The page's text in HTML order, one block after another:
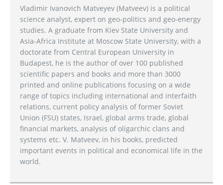
Vladimir Ivanovich Matveyev (Matveev) is a political
science analyst, expert on geo-politics and geo-energy
studies. A graduate from Kiev State University and
Asia-Africa Institute at Moscow State University, with a
doctorate from Central European University in
Budapest, he is the author of over 100 published
scientific papers and books and more than 3000
printed and online publications focusing on a wide
range of topics including international and interfaith
relations, current policy analysis of former Soviet
Union (FSU) states, Israel, global arms trade, global
financial markets, analysis of oligarchic clans and
systems etc. V. Matveev, in his books, predicted
important events in political and economical life in the
world.